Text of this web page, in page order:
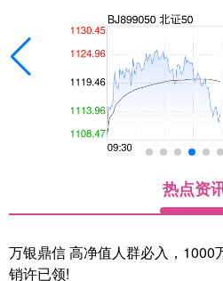
热点资
万银鼎信 高净值人群必入，1000
销许已领!